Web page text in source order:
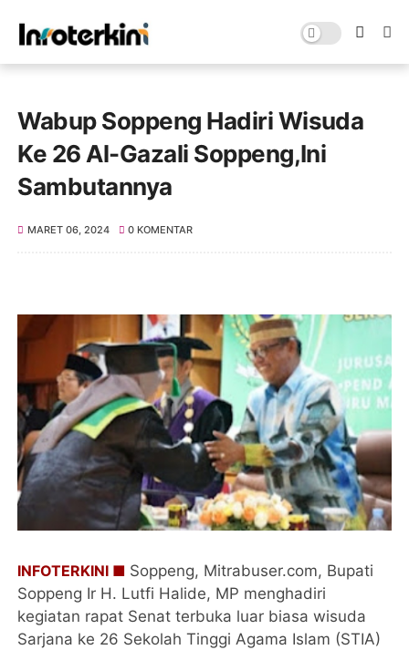
Wabup Soppeng Hadiri Wisuda
Ke 26 Al-Gazali Soppeng,Ini
Sambutannya
MARET 06, 2024 0 KOMENTAR
INFOTERKINI ■ Soppeng, Mitrabuser.com, Bupati
Soppeng Ir H. Lutfi Halide, MP menghadiri
kegiatan rapat Senat terbuka luar biasa wisuda
Sarjana ke 26 Sekolah Tinggi Agama Islam (STIA)